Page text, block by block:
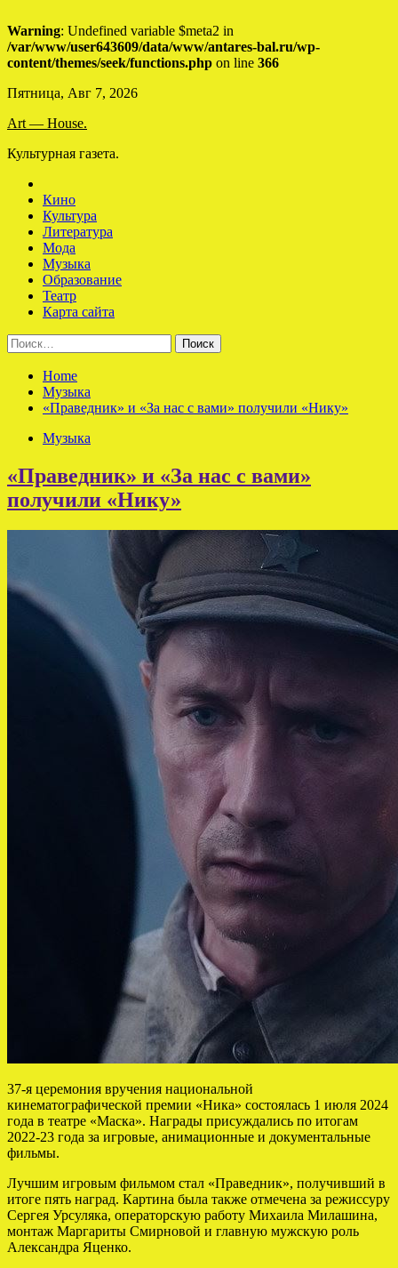
Warning: Undefined variable $meta2 in
/var/www/user643609/data/www/antares-bal.ru/wp-
content/themes/seek/functions.php on line 366
Skip
content
Пятница, Авг 7, 2026
Art — House.
Культурная газета.
Кино
Культура
Литература
Мода
Музыка
Образование
Театр
Карта сайта
Найти:
Home
Музыка
«Праведник» и «За нас с вами» получили «Нику»
Музыка
«Праведник» и «За нас с вами»
получили «Нику»
37-я церемония вручения национальной
кинематографической премии «Ника» состоялась 1 июля 2024
года в театре «Маска». Награды присуждались по итогам
2022-23 года за игровые, анимационные и документальные
фильмы.
Лучшим игровым фильмом стал «Праведник», получивший в
итоге пять наград. Картина была также отмечена за режиссуру
Сергея Урсуляка, операторскую работу Михаила Милашина,
монтаж Маргариты Смирновой и главную мужскую роль
Александра Яценко.